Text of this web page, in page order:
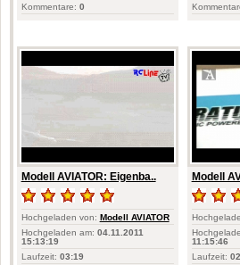
Kommentare: 0
Modell AVIATOR: Eigenba..
Hochgeladen von: Modell AVIATOR
Hochgeladen am: 04.11.2011
15:13:19
Laufzeit: 03:19
Modell
11:15:46
Laufzeit: